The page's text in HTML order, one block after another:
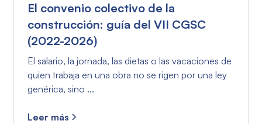
El convenio colectivo de la
construcción: guía del VII CGSC
(2022-2026)
El salario, la jornada, las dietas o las vacaciones de
quien trabaja en una obra no se rigen por una ley
genérica, sino ...
Leer más